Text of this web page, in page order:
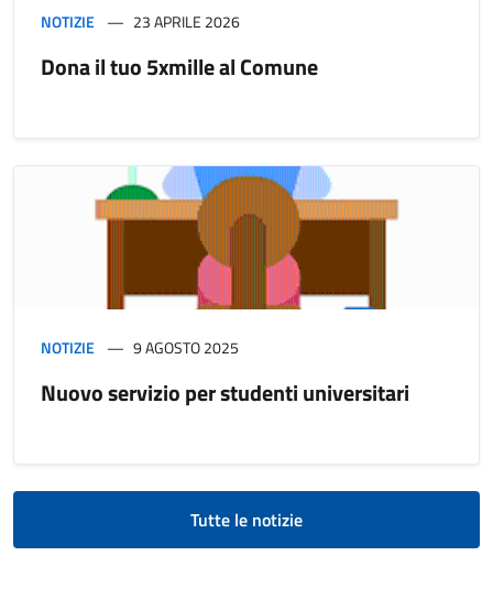
NOTIZIE 23 APRILE 2026
Dona il tuo 5xmille al Comune
NOTIZIE 9 AGOSTO 2025
Nuovo servizio per studenti universitari
Tutte le notizie